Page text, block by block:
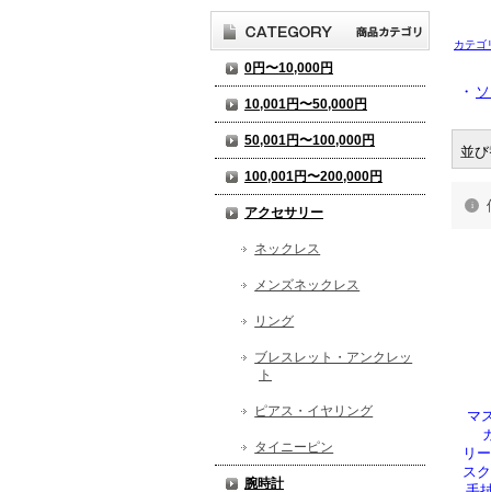
0円〜10,000円
10,001円〜50,000円
50,001円〜100,000円
100,001円〜200,000円
アクセサリー
ネックレス
メンズネックレス
リング
ブレスレット・アンクレッ
ト
ピアス・イヤリング
タイニーピン
腕時計
カテゴ
・
並び
マ
リ
ス